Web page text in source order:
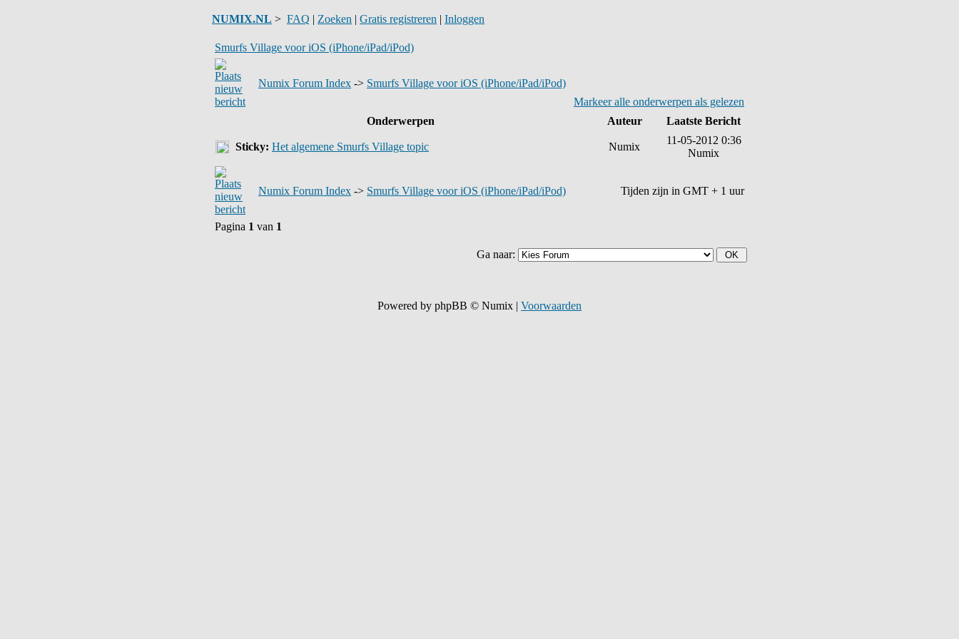
NUMIX.NL > FAQ | Zoeken | Gratis registreren | Inloggen
Smurfs Village voor iOS (iPhone/iPad/iPod)
Numix Forum Index -> Smurfs Village voor iOS (iPhone/iPad/iPod)
Markeer alle onderwerpen als gelezen
Onderwerpen
Auteur Laatste Bericht
Sticky: Het algemene Smurfs Village topic Numix
11-05-2012 0:36
Numix
Numix Forum Index -> Smurfs Village voor iOS (iPhone/iPad/iPod) Tijden zijn in GMT + 1 uur
Pagina 1 van 1
Ga naar:
Powered by phpBB © Numix | Voorwaarden